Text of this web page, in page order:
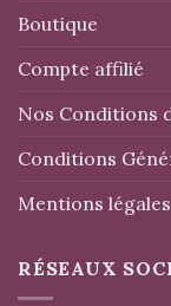
Boutique
Compte affilié
Nos Conditions
Conditions
Mentions légales
RÉSEAUX